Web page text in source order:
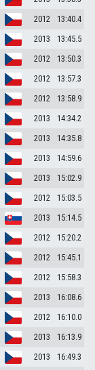
2012
13:40.4
2013
13:45.5
2012
13:50.3
2012
13:57.3
2012
13:58.9
2013
14:34.2
2013
14:35.8
2013
14:59.6
2013
15:02.9
2012
15:03.5
2013
15:14.5
2012
15:20.2
2012
15:45.1
2012
15:58.3
2013
16:08.6
2012
16:10.0
2013
16:13.9
2013
16:49.3